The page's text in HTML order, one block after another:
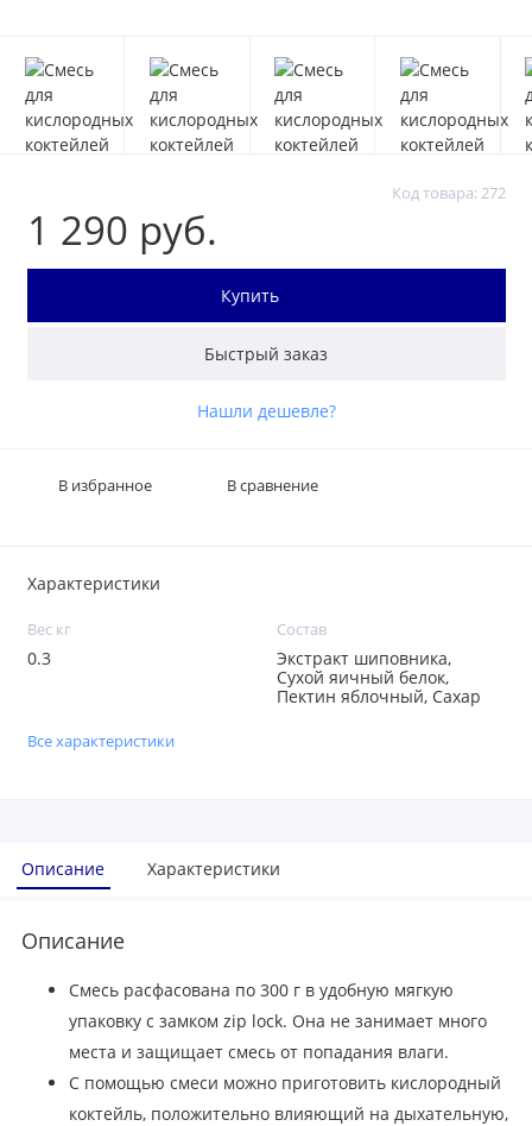
Код товара: 272
1 290 руб.
Купить
Быстрый заказ
Нашли дешевле?
В избранное В сравнение
Характеристики
Вес кг
0.3
Состав
Экстракт шиповника,
Сухой яичный белок,
Пектин яблочный, Сахар
Все характеристики
Описание Характеристики
Описание
Смесь расфасована по 300 г в удобную мягкую
упаковку с замком zip lock. Она не занимает много
места и защищает смесь от попадания влаги.
С помощью смеси можно приготовить кислородный
коктейль, положительно влияющий на дыхательную,